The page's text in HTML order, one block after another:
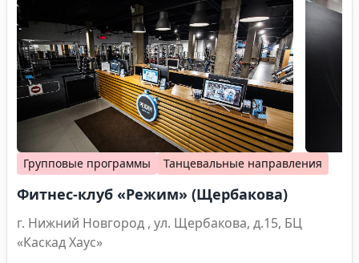
Групповые программы Танцевальные направления
Фитнес-клуб «Режим» (Щербакова)
г. Нижний Новгород , ул. Щербакова, д.15, БЦ
«Каскад Хаус»